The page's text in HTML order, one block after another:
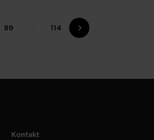
89 114
Kontakt